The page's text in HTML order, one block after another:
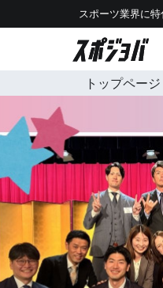
スポーツ業界に
トップページ